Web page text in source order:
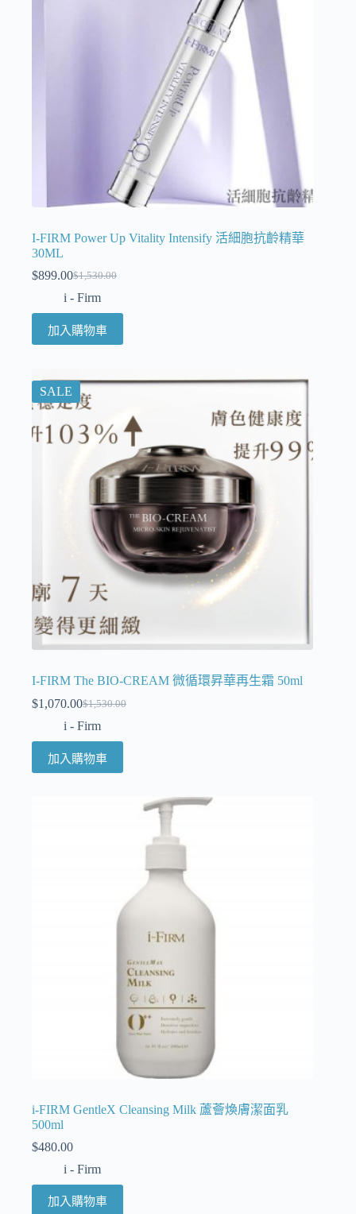
I-FIRM Power Up Vitality Intensify 活細胞抗齡精華
30ML
$1,530.00
$899.00
i - Firm
加入購物車
SALE
I-FIRM The BIO-CREAM 微循環昇華再生霜 50ml
$1,530.00
$1,070.00
i - Firm
加入購物車
i-FIRM GentleX Cleansing Milk 蘆薈煥膚潔面乳
500ml
$480.00
i - Firm
加入購物車